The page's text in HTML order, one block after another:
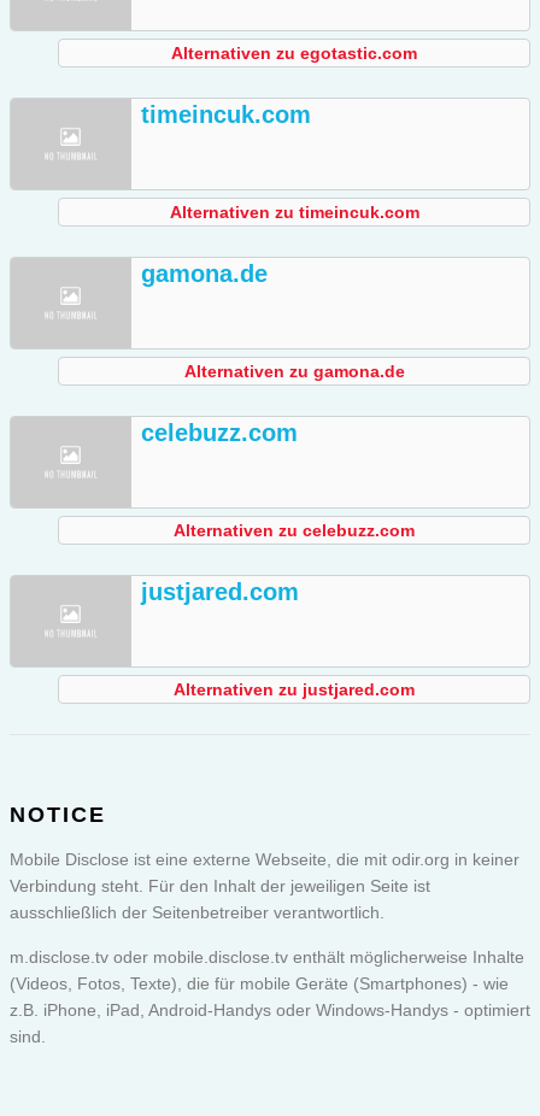
Alternativen zu egotastic.com
timeincuk.com
Alternativen zu timeincuk.com
gamona.de
Alternativen zu gamona.de
celebuzz.com
Alternativen zu celebuzz.com
justjared.com
Alternativen zu justjared.com
NOTICE
Mobile Disclose ist eine externe Webseite, die mit odir.org in keiner
Verbindung steht. Für den Inhalt der jeweiligen Seite ist
ausschließlich der Seitenbetreiber verantwortlich.
m.disclose.tv oder mobile.disclose.tv enthält möglicherweise Inhalte
(Videos, Fotos, Texte), die für mobile Geräte (Smartphones) - wie
z.B. iPhone, iPad, Android-Handys oder Windows-Handys - optimiert
sind.